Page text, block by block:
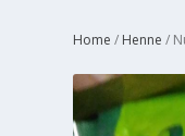
Home / Henne /